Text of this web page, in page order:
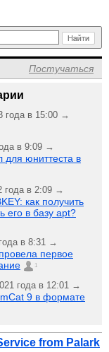
Постучаться
года в 15:00 →
в 9:09 →
для юниттеста в
года в 2:09 →
как получить
его в базу apt?
в 8:31 →
первое
1
года в 12:01 →
9 в формате
from Palark